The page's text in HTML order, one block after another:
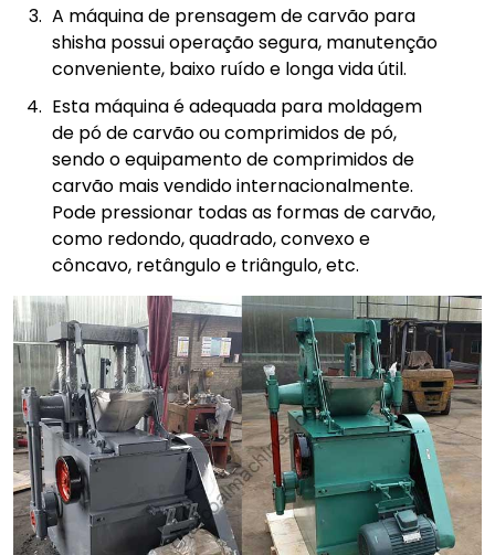
A máquina de prensagem de carvão para
shisha possui operação segura, manutenção
conveniente, baixo ruído e longa vida útil.
Esta máquina é adequada para moldagem
de pó de carvão ou comprimidos de pó,
sendo o equipamento de comprimidos de
carvão mais vendido internacionalmente.
Pode pressionar todas as formas de carvão,
como redondo, quadrado, convexo e
côncavo, retângulo e triângulo, etc.